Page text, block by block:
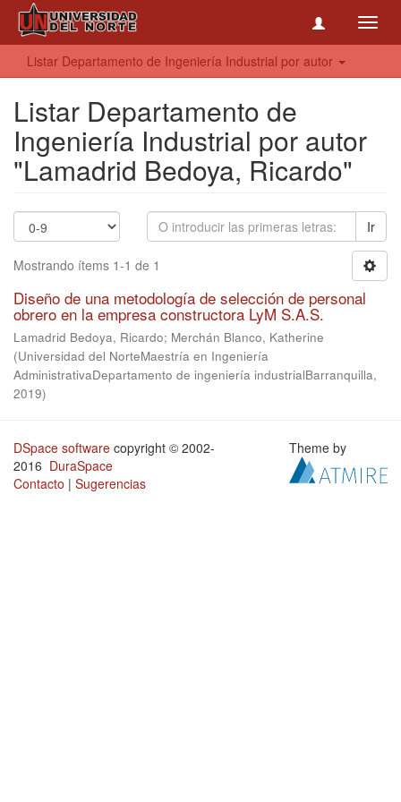
Listar Departamento de Ingeniería Industrial por autor
Listar Departamento de
Ingeniería Industrial por autor
"Lamadrid Bedoya, Ricardo"
Ir
Mostrando ítems 1-1 de 1
Diseño de una metodología de selección de personal
obrero en la empresa constructora LyM S.A.S.
Lamadrid Bedoya, Ricardo; Merchán Blanco, Katherine
(Universidad del NorteMaestría en Ingeniería
AdministrativaDepartamento de ingeniería industrialBarranquilla,
2019)
DSpace software copyright © 2002-
2016 DuraSpace
Contacto | Sugerencias
Theme by